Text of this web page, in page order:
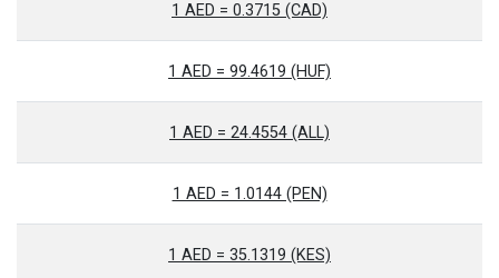
1 AED = 0.3715 (CAD)
1 AED = 99.4619 (HUF)
1 AED = 24.4554 (ALL)
1 AED = 1.0144 (PEN)
1 AED = 35.1319 (KES)